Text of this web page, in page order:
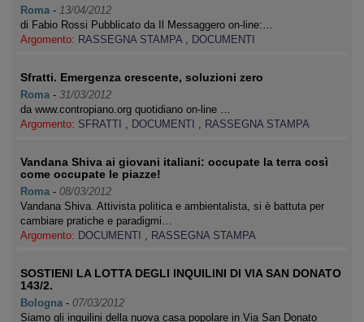
Roma - 13/04/2012
di Fabio Rossi Pubblicato da Il Messaggero on-line:…
Argomento: RASSEGNA STAMPA , DOCUMENTI
Sfratti. Emergenza crescente, soluzioni zero
Roma - 31/03/2012
da www.contropiano.org quotidiano on-line …
Argomento: SFRATTI , DOCUMENTI , RASSEGNA STAMPA
Vandana Shiva ai giovani italiani: occupate la terra così
come occupate le piazze!
Roma - 08/03/2012
Vandana Shiva. Attivista politica e ambientalista, si è battuta per
cambiare pratiche e paradigmi…
Argomento: DOCUMENTI , RASSEGNA STAMPA
SOSTIENI LA LOTTA DEGLI INQUILINI DI VIA SAN DONATO
143/2.
Bologna - 07/03/2012
Siamo gli inquilini della nuova casa popolare in Via San Donato